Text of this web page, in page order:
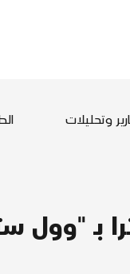
وتحليلات
بـ "وول